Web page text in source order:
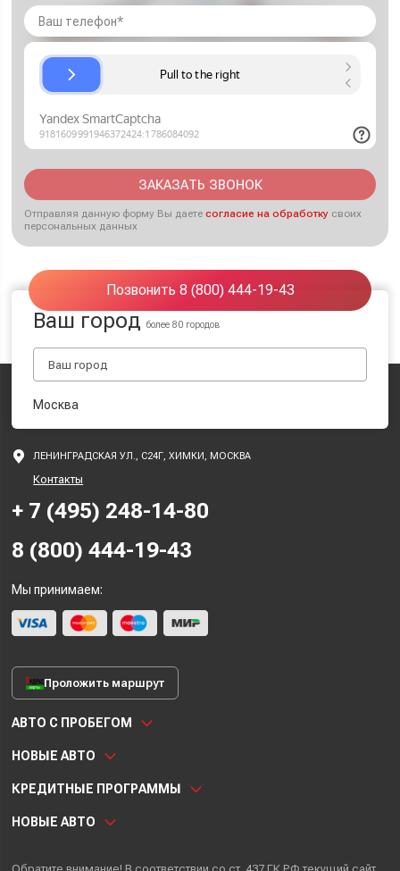
ЗАКАЗАТЬ ЗВОНОК
Отправляя данную форму Вы даетесогласие на обработку своих
персональных данных
Позвонить 8 (800) 444-19-43
Ваш городболее 80 городов
Москва
ЛЕНИНГРАДСКАЯ УЛ., С24Г, ХИМКИ, МОСКВА
Контакты
+ 7 (495) 248-14-80
8 (800) 444-19-43
Мы принимаем:
Проложить маршрут
АВТО С ПРОБЕГОМ
НОВЫЕ АВТО
КРЕДИТНЫЕ ПРОГРАММЫ
НОВЫЕ АВТО